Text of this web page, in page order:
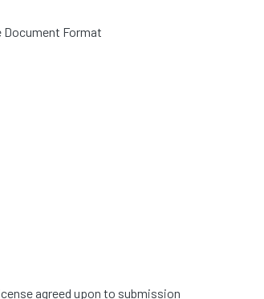
Document Format
agreed upon to submission